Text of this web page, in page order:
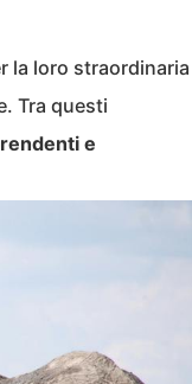
la loro straordinaria
Tra questi
e